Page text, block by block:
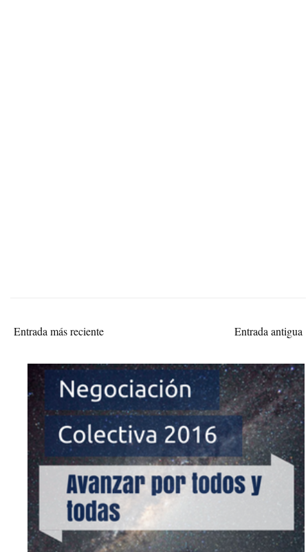
Entrada más reciente Entrada antigua